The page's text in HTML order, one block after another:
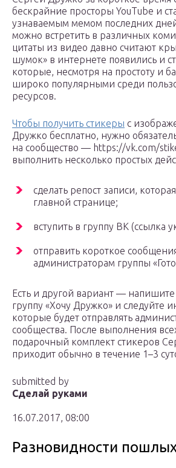
бескрайние просторы YouTube и
узнаваемым мемом последних
можно встретить в различных
цитаты из видео давно считают
шумок» в интернете появились и
которые, несмотря на простоту и
широко популярными среди
ресурсов.
Чтобы получить стикеры с
Дружко бесплатно, нужно
на сообщество — https://vk.com/
выполнить несколько простых
сделать репост записи,
главной странице;
вступить в группу ВК (ссылка
отправить короткое
администраторам группы
Есть и другой вариант —
группу «Хочу Дружко» и следуйте
которые будет отправлять
сообщества. После выполнения
подарочный комплект стикеров
приходит обычно в течение 1–3
submitted by
Сделай руками
16.07.2017, 08:00
Разновидности